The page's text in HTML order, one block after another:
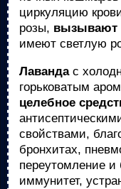
циркуляцию
розы, вызывают
имеют светлую
Лавандас
горьковатым
целебное
свойствами,
бронхитах,
переутомление и
иммунитет,